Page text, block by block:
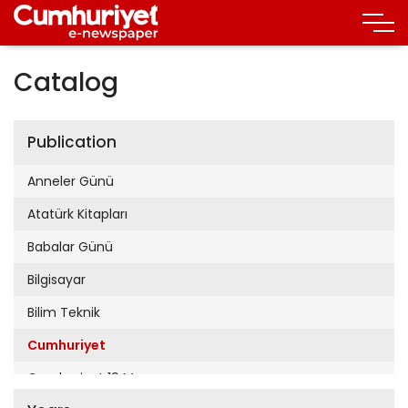
Catalog
Publication
Anneler Günü
Atatürk Kitapları
Babalar Günü
Bilgisayar
Bilim Teknik
Cumhuriyet
Cumhuriyet 19 Mayıs